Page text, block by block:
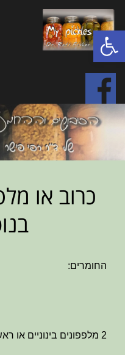
פתח סרגל נגישות
כרוב או
החומרים:
2 מלפפונים בינוניים או ראש כרוב לבן